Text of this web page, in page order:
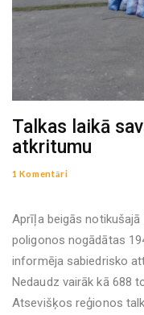
Talkas laikā
atkritumu
1 Komentāri
Aprīļa beigās
poligonos nogādātas
informēja sabiedrisko
Nedaudz vairāk kā 688
Atsevišķos reģionos